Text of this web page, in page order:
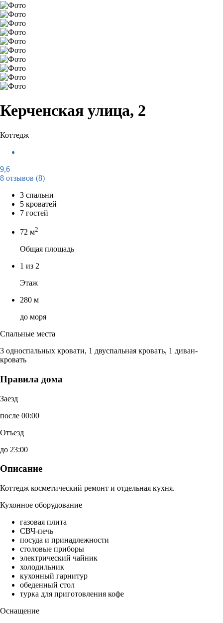
Керченская улица, 2
Коттедж
9,6
8 отзывов (8)
3 спальни
5 кроватей
7 гостей
72 м2
Общая площадь
1 из 2
Этаж
280 м
до моря
Спальные места
3 односпальных кровати, 1 двуспальная кровать, 1 диван-
кровать
Правила дома
Заезд
после 00:00
Отъезд
до 23:00
Описание
Коттедж косметический ремонт и отдельная кухня.
Кухонное оборудование
газовая плита
СВЧ-печь
посуда и принадлежности
столовые приборы
электрический чайник
холодильник
кухонный гарнитур
обеденный стол
турка для приготовления кофе
Оснащение